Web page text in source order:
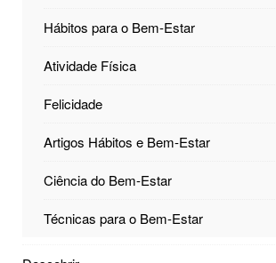
Hábitos para o Bem-Estar
Atividade Física
Felicidade
Artigos Hábitos e Bem-Estar
Ciência do Bem-Estar
Técnicas para o Bem-Estar